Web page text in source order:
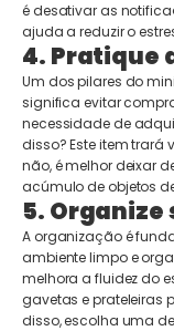
é desativar as
ajuda a reduzir o
4. Pratique
Um dos pilares do
significa evitar
necessidade de
disso? Este item trará
não, é melhor deixar
acúmulo de objetos
5. Organize
A organização é
ambiente limpo e
melhora a fluidez do
gavetas e prateleiras
disso, escolha uma